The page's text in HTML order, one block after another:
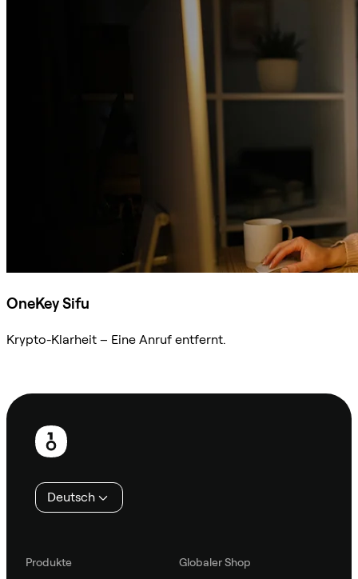
OneKey Sifu
Krypto-Klarheit – Eine Anruf entfernt.
Fußzeile
Deutsch
Produkte
Globaler Shop